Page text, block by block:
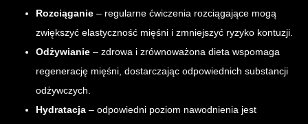
Rozciąganie – regularne ćwiczenia rozciągające mogą
zwiększyć elastyczność mięśni i zmniejszyć ryzyko kontuzji.
Odżywianie – zdrowa i zrównoważona dieta wspomaga
regenerację mięśni, dostarczając odpowiednich substancji
odżywczych.
Hydratacja – odpowiedni poziom nawodnienia jest